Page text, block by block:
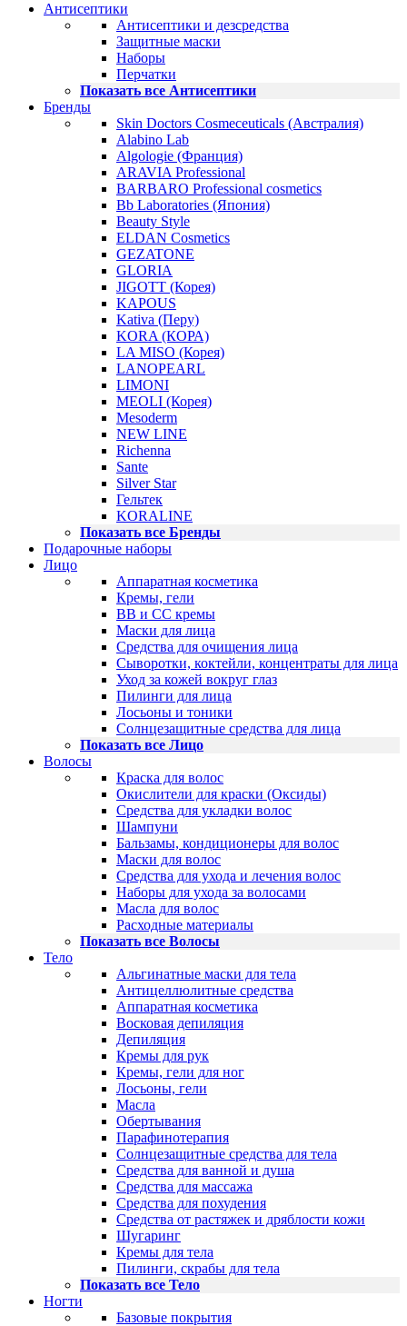
Антисептики
Антисептики и дезсредства
Защитные маски
Наборы
Перчатки
Показать все Антисептики
Бренды
Skin Doctors Cosmeceuticals (Австралия)
Alabino Lab
Algologie (Франция)
ARAVIA Professional
BARBARO Professional cosmetics
Bb Laboratories (Япония)
Beauty Style
ELDAN Cosmetics
GEZATONE
GLORIA
JIGOTT (Корея)
KAPOUS
Kativa (Перу)
KORA (КОРА)
LA MISO (Корея)
LANOPEARL
LIMONI
MEOLI (Корея)
Mesoderm
NEW LINE
Richenna
Sante
Silver Star
Гельтек
KORALINE
Показать все Бренды
Подарочные наборы
Лицо
Аппаратная косметика
Кремы, гели
BB и CC кремы
Маски для лица
Средства для очищения лица
Сыворотки, коктейли, концентраты для лица
Уход за кожей вокруг глаз
Пилинги для лица
Лосьоны и тоники
Солнцезащитные средства для лица
Показать все Лицо
Волосы
Краска для волос
Окислители для краски (Оксиды)
Средства для укладки волос
Шампуни
Бальзамы, кондиционеры для волос
Маски для волос
Средства для ухода и лечения волос
Наборы для ухода за волосами
Масла для волос
Расходные материалы
Показать все Волосы
Тело
Альгинатные маски для тела
Антицеллюлитные средства
Аппаратная косметика
Восковая депиляция
Депиляция
Кремы для рук
Кремы, гели для ног
Лосьоны, гели
Масла
Обертывания
Парафинотерапия
Солнцезащитные средства для тела
Средства для ванной и душа
Средства для массажа
Средства для похудения
Средства от растяжек и дряблости кожи
Шугаринг
Кремы для тела
Пилинги, скрабы для тела
Показать все Тело
Ногти
Базовые покрытия